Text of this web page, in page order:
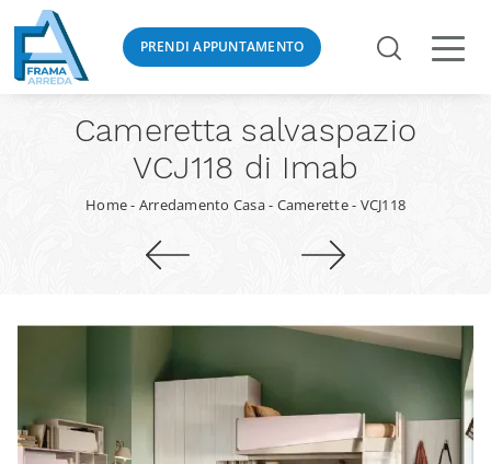
PRENDI APPUNTAMENTO
Cameretta salvaspazio
VCJ118 di Imab
Home- Arredamento Casa- Camerette- VCJ118